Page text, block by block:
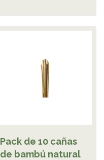
Pack de 10 cañas
de bambú natural